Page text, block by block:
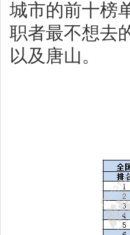
城市的前十榜
职者最不想去
以及唐山。